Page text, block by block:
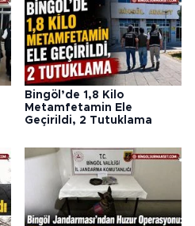
Bingöl’de 1,8 Kilo
Metamfetamin Ele
Geçirildi, 2 Tutuklama